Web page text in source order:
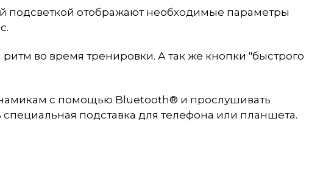
подсветкой отображают необходимые параметры
во время тренировки. А так же кнопки "быстрого
с помощью Bluetooth® и прослушивать
подставка для телефона или планшета.